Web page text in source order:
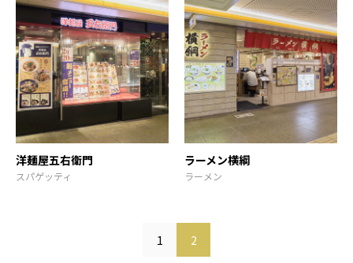
洋麺屋五右衛門
スパゲッティ
ラーメン横綱
ラーメン
1 2